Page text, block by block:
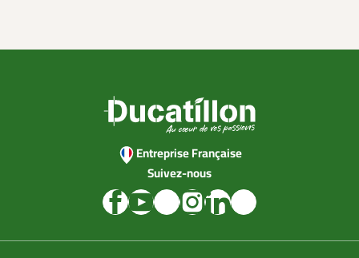
Entreprise Française
Suivez-nous